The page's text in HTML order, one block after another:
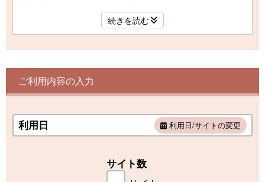
雨の日も安心してご利用いただけるよう、大型
の屋根付きBBQサイトです！
もちろん、BBQの機材や食器などもご提供しま
す！
BBQグリルはweber製となります。
9名様以上の場合は、2席(サイト)でご予約下さい。隣席でご
案内いたします。
大きなわんちゃんがいて、端の席を希望される場合は備考欄
続きを読む
ご利用内容の入力
利用日 利用日/サイトの変更
サイト数